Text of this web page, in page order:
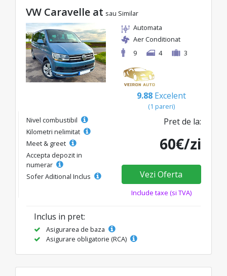
modelul ideal din categoria selectată, cu prețuri
avantajoase ce pornesc de la doar 60€/zi.
VW Caravelle at sau Similar
Automata
Aer Conditionat
9
4 3
9.88 Excelent
(1 pareri)
Nivel combustibil
Kilometri nelimitat
Meet & greet
Accepta depozit in
numerar
Sofer Aditional Inclus
Pret de la:
60€/zi
Vezi Oferta
Include taxe (si TVA)
Inclus in pret:
Asigurarea de baza
Asigurare obligatorie (RCA)